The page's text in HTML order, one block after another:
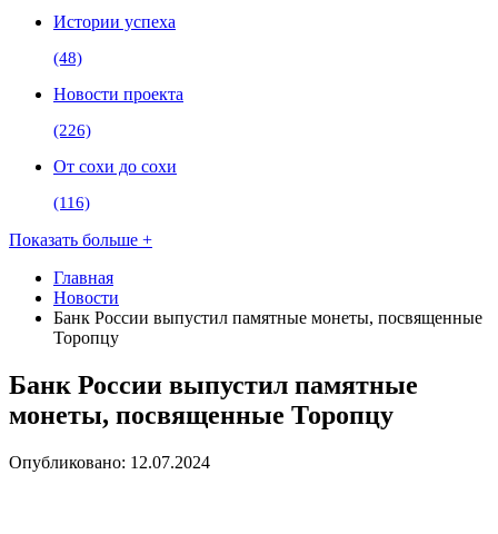
Истории успеха
(48)
Новости проекта
(226)
От сохи до сохи
(116)
Показать больше +
Главная
Новости
Банк России выпустил памятные монеты, посвященные
Торопцу
Банк России выпустил памятные
монеты, посвященные Торопцу
Опубликовано: 12.07.2024